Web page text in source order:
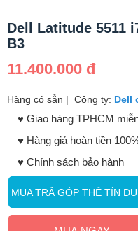
Dell Latitude 5511
B3
11.400.000 đ
Hàng có sẳn | Công ty: Dell
♥️ Giao hàng TPHCM
♥️ Hàng giả hoàn tiền
♥️ Chính sách bảo hành
MUA TRẢ GÓP THẺ TÍN